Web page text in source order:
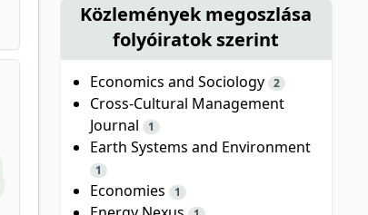
Közlemények megoszlása
folyóiratok szerint
Economics and Sociology 2
Cross-Cultural Management
Journal
1
Earth Systems and Environment
1
Economies 1